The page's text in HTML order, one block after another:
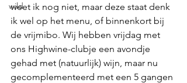
wild
weet ik nog niet, maar deze staat denk
ik wel op het menu, of binnenkort bij
de vrijmibo. Wij hebben vrijdag met
ons Highwine-clubje een avondje
gehad met (natuurlijk) wijn, maar nu
gecomplementeerd met een 5 gangen